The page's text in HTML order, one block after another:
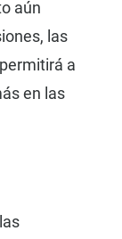
aún
las
a
en las